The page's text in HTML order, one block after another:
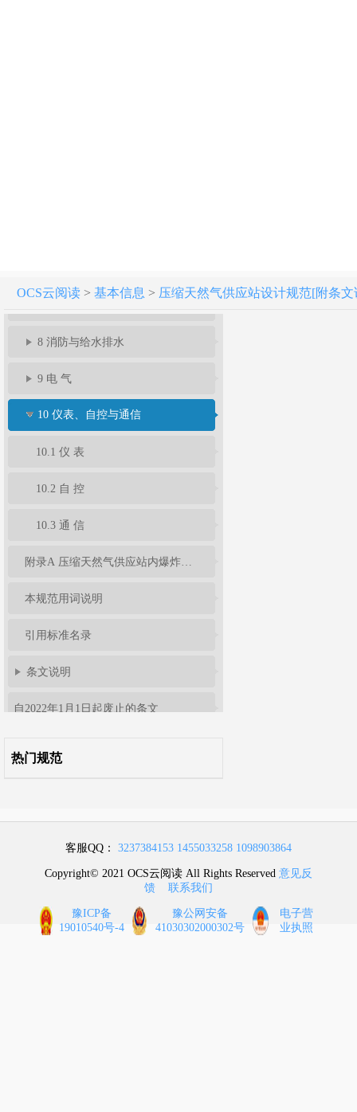
OCS云阅读> 基本信息 > 压缩天然气供应站设计规范[附条文
8 消防与给水排水
9 电 气
10 仪表、自控与通信
10.1 仪 表
10.2 自 控
10.3 通 信
本规范用词说明
引用标准名录
条文说明
自2022年1月1日起废止的条文
热门规范
客服QQ： 3237384153 1455033258 1098903864
Copyright© 2021 OCS云阅读 All Rights Reserved 意见反
馈
联系我们
豫ICP备
19010540号-4
豫公网安备
41030302000302号
电子营
业执照